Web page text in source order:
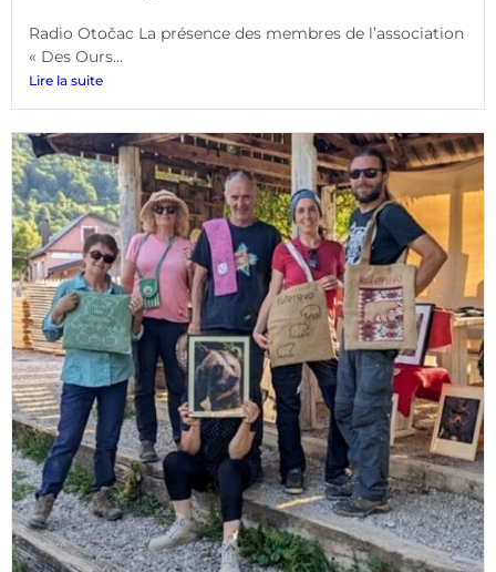
Radio Otočac La présence des membres de l’association
« Des Ours...
Lire la suite